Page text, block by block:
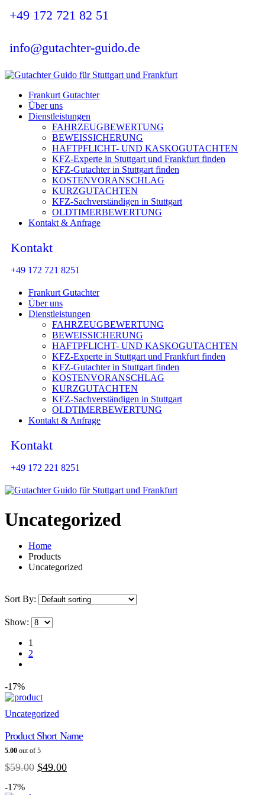
+49 172 721 82 51
info@gutachter-guido.de
Frankurt Gutachter
Über uns
Dienstleistungen
FAHRZEUGBEWERTUNG
BEWEISSICHERUNG
HAFTPFLICHT- UND KASKOGUTACHTEN
KFZ-Experte in Stuttgart und Frankfurt finden
KFZ-Gutachter in Stuttgart finden
KOSTENVORANSCHLAG
KURZGUTACHTEN
KFZ-Sachverständigen in Stuttgart
OLDTIMERBEWERTUNG
Kontakt & Anfrage
Kontakt
+49 172 721 8251
Frankurt Gutachter
Über uns
Dienstleistungen
FAHRZEUGBEWERTUNG
BEWEISSICHERUNG
HAFTPFLICHT- UND KASKOGUTACHTEN
KFZ-Experte in Stuttgart und Frankfurt finden
KFZ-Gutachter in Stuttgart finden
KOSTENVORANSCHLAG
KURZGUTACHTEN
KFZ-Sachverständigen in Stuttgart
OLDTIMERBEWERTUNG
Kontakt & Anfrage
Kontakt
+49 172 221 8251
Uncategorized
Home
Products
Uncategorized
Sort By:
Show:
1
2
-17%
Uncategorized
Product Short Name
5.00 out of 5
$59.00 Original
$49.00Current
-17%